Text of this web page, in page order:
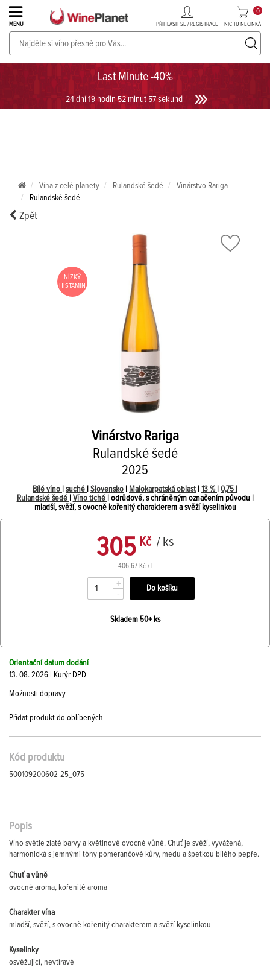
Last Minute -40%
24 dní 19 hodin 52 minut 57 sekund
MENU PŘIHLÁSIT SE / REGISTRACE NIC TU NECINKÁ
0
PROSECCO v akci až do -30%!UKÁZAT PROSECCO
Vína z celé planety Rulandské šedé
Vinárstvo Rariga
Rulandské šedé
Zpět
NÍZKÝ
HISTAMIN
Vinárstvo Rariga
Rulandské šedé
2025
Bílé víno suché Slovensko Malokarpatská oblast 13 % 0,75 l
Rulandské šedé
Víno tiché
| odrůdové, s chráněným označením původu |
mladší, svěží, s ovocně kořenitý charakterem a svěží kyselinkou
305 Kč / ks
406,67 Kč / l
+
-
Skladem 50+ ks
Orientační datum dodání
13. 08. 2026 | Kurýr DPD
Možnosti dopravy
Přidat produkt do oblíbených
Kód produktu
500109200602-25_075
Popis
Víno světle zlaté barvy a květinově ovocné vůně. Chuť je svěží, vyvážená,
harmonická s jemnými tóny pomerančové kůry, medu a špetkou bílého pepře.
Chuť a vůně
ovocné aroma, kořenité aroma
Charakter vína
mladší, svěží, s ovocně kořenitý charakterem a svěží kyselinkou
Kyselinky
osvěžující, nevtíravé